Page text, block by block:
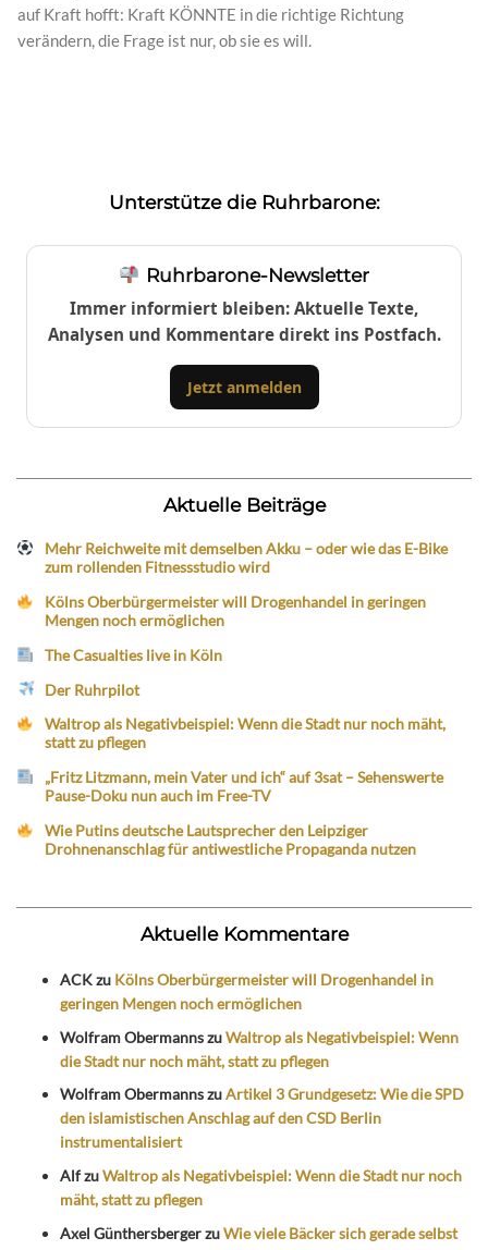
auf Kraft hofft: Kraft KÖNNTE in die richtige Richtung
verändern, die Frage ist nur, ob sie es will.
Unterstütze die Ruhrbarone:
Ruhrbarone-Newsletter
Immer informiert bleiben: Aktuelle Texte,
Analysen und Kommentare direkt ins Postfach.
Jetzt anmelden
Aktuelle Beiträge
Mehr Reichweite mit demselben Akku – oder wie das E-Bike
zum rollenden Fitnessstudio wird
Kölns Oberbürgermeister will Drogenhandel in geringen
Mengen noch ermöglichen
The Casualties live in Köln
Der Ruhrpilot
Waltrop als Negativbeispiel: Wenn die Stadt nur noch mäht,
statt zu pflegen
„Fritz Litzmann, mein Vater und ich“ auf 3sat – Sehenswerte
Pause-Doku nun auch im Free-TV
Wie Putins deutsche Lautsprecher den Leipziger
Drohnenanschlag für antiwestliche Propaganda nutzen
Aktuelle Kommentare
ACKzu Kölns Oberbürgermeister will Drogenhandel in
geringen Mengen noch ermöglichen
Wolfram ObermannszuWaltrop als Negativbeispiel: Wenn
die Stadt nur noch mäht, statt zu pflegen
Wolfram ObermannszuArtikel 3 Grundgesetz: Wie die SPD
den islamistischen Anschlag auf den CSD Berlin
instrumentalisiert
AlfzuWaltrop als Negativbeispiel: Wenn die Stadt nur noch
mäht, statt zu pflegen
Axel GünthersbergerzuWie viele Bäcker sich gerade selbst